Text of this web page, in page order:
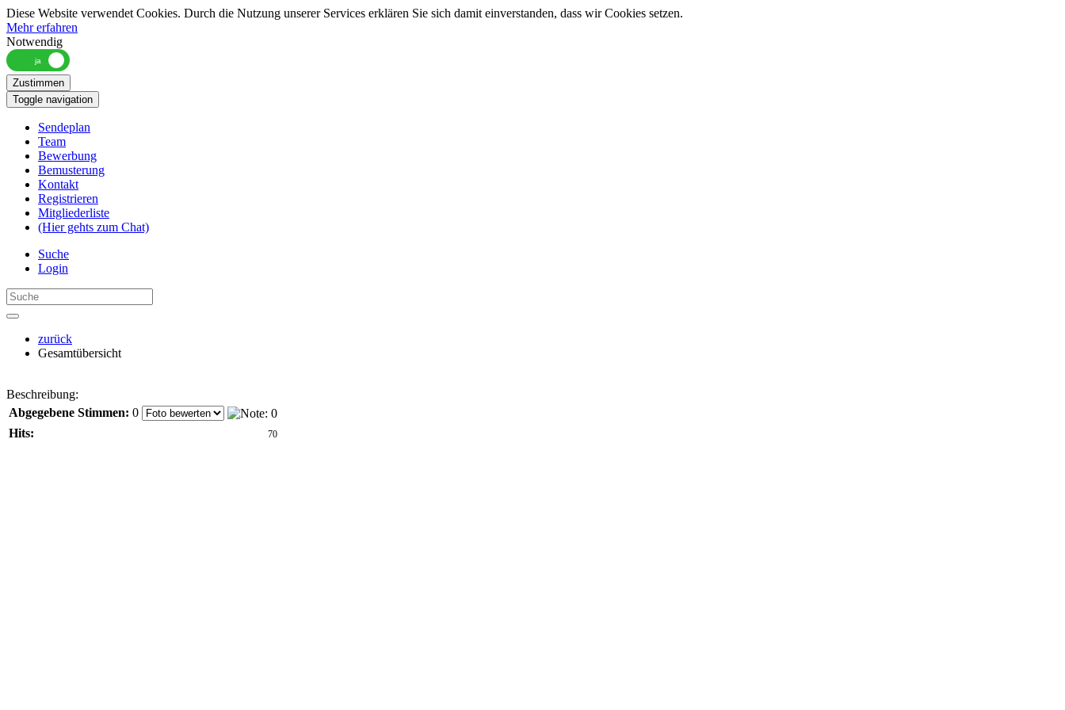
Diese Website verwendet Cookies. Durch die Nutzung unserer Services erklären Sie sich damit einverstanden, dass wir Cookies setzen.
Mehr erfahren
Notwendig
Zustimmen
Toggle navigation
Sendeplan
Team
Bewerbung
Bemusterung
Kontakt
Registrieren
Mitgliederliste
(Hier gehts zum Chat)
Suche
Login
zurück
Gesamtübersicht
Beschreibung:
Abgegebene Stimmen: 0
Hits:
70